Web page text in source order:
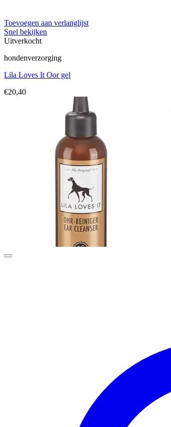
Toevoegen aan verlanglijst
Snel bekijken
Uitverkocht
hondenverzorging
Lila Loves It Oor gel
€20,40